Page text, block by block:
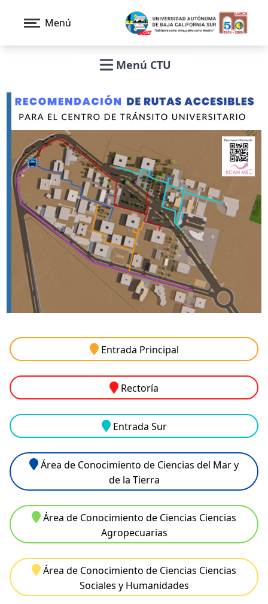
Menú
Open main menu
Menú CTU
Entrada Principal
Rectoría
Entrada Sur
Área de Conocimiento de Ciencias del Mar y
de la Tierra
Área de Conocimiento de Ciencias Ciencias
Agropecuarias
Área de Conocimiento de Ciencias Ciencias
Sociales y Humanidades